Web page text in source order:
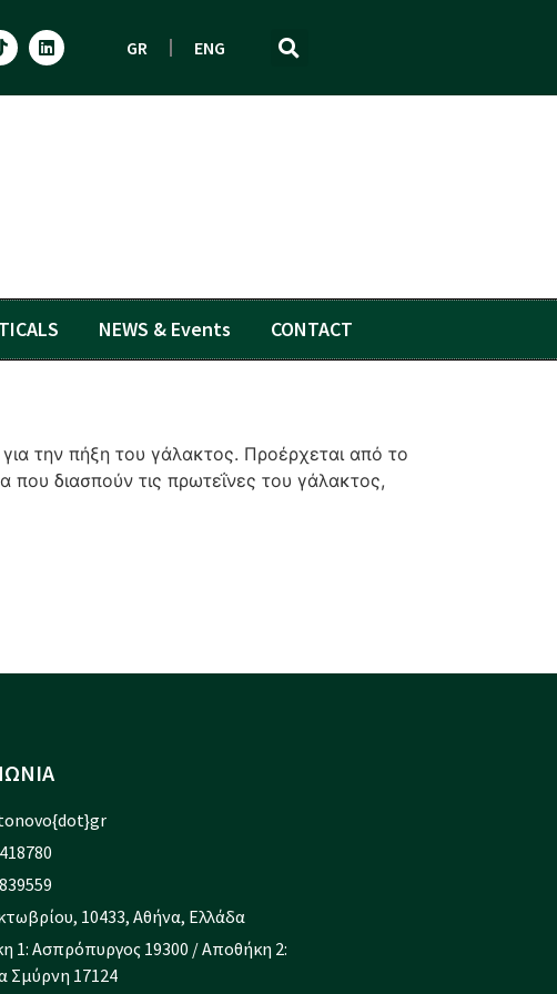
GR ENG
NEWS & Events CONTACT
την πήξη του γάλακτος. Προέρχεται από το
διασπούν τις πρωτεΐνες του γάλακτος,
10433, Αθήνα, Ελλάδα
1: Ασπρόπυργος 19300 / Αποθήκη 2:
Σμύρνη 17124